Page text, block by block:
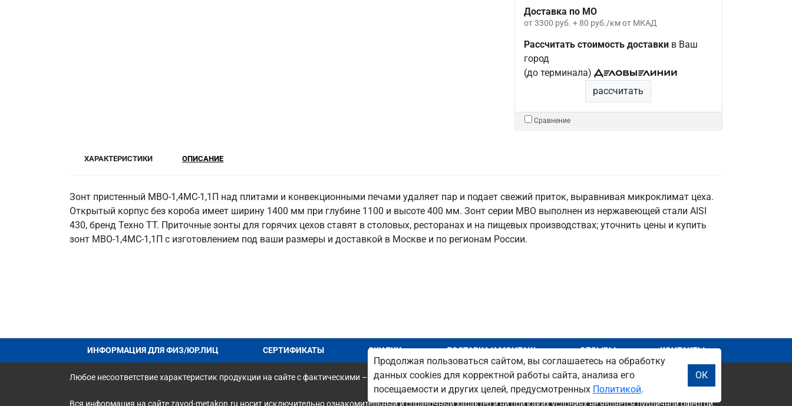
Доставка по МО
от 3300 руб. + 80 руб./км от МКАД
Рассчитать стоимость доставкив Ваш
город
(до терминала)
рассчитать
Сравнение
ХАРАКТЕРИСТИКИ ОПИСАНИЕ
Зонт пристенный МВО-1,4МС-1,1П над плитами и конвекционными печами удаляет пар и подает свежий приток, выравнивая микроклимат цеха.
Открытый корпус без короба имеет ширину 1400 мм при глубине 1100 и высоте 400 мм. Зонт серии МВО выполнен из нержавеющей стали AISI
430, бренд Техно ТТ. Приточные зонты для горячих цехов ставят в столовых, ресторанах и на пищевых производствах; уточнить цены и купить
зонт МВО-1,4МС-1,1П с изготовлением под ваши размеры и доставкой в Москве и по регионам России.
ИНФОРМАЦИЯ ДЛЯ ФИЗ/ЮР.ЛИЦ СЕРТИФИКАТЫ СКИДКИ ДОСТАВКА И МОНТАЖ ОТЗЫВЫ КОНТАКТЫ
Любое несоответствие характеристик продукции на сайте с фактическими – является опечаткой.
Вся информация на сайте zavod-metakon.ru носит исключительно ознакомительный и справочный характер и ни при каких условиях не является публичной офертой.
Продолжая пользоваться сайтом, вы соглашаетесь на обработку
данных cookies для корректной работы сайта, анализа его
посещаемости и других целей, предусмотренных Политикой.
ОК